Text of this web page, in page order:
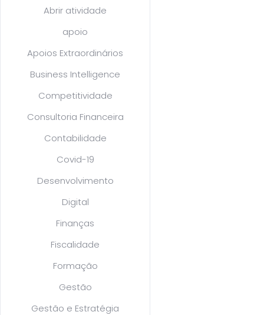
Abrir atividade
apoio
Apoios Extraordinários
Business Intelligence
Competitividade
Consultoria Financeira
Contabilidade
Covid-19
Desenvolvimento
Digital
Finanças
Fiscalidade
Formação
Gestão
Gestão e Estratégia